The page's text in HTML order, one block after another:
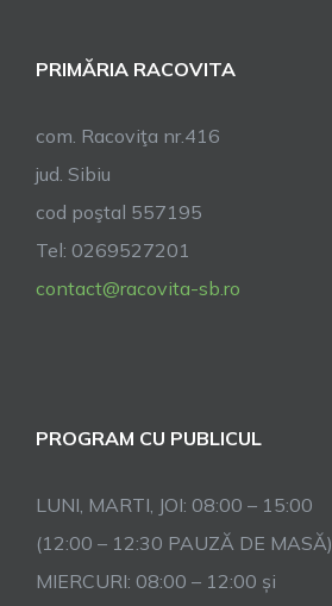
PRIMĂRIA RACOVITA
com. Racoviţa nr.416
jud. Sibiu
cod poştal 557195
Tel: 0269527201
contact@racovita-sb.ro
PROGRAM CU PUBLICUL
LUNI, MARTI, JOI: 08:00 – 15:00
(12:00 – 12:30 PAUZĂ DE MASĂ)
MIERCURI: 08:00 – 12:00 și